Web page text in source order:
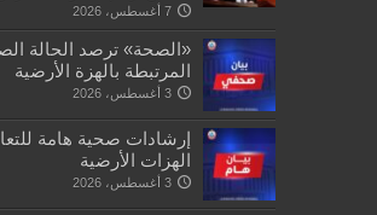
7 أغسطس، 2026
«الصحة» ترصد الحالة
المرتبطة بالهزة الأرضية
3 أغسطس، 2026
إرشادات صحية هامة
الهزات الأرضية
3 أغسطس، 2026